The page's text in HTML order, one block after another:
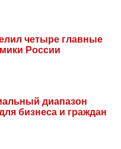
четыре главные
России
диапазон
бизнеса и граждан